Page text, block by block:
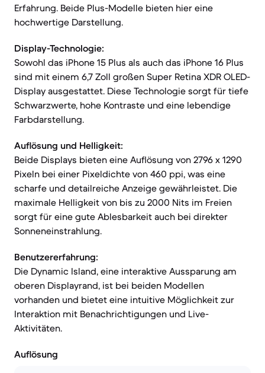
Erfahrung. Beide Plus-Modelle bieten hier eine
hochwertige Darstellung.
Display-Technologie:
Sowohl das iPhone 15 Plus als auch das iPhone 16 Plus
sind mit einem 6,7 Zoll großen Super Retina XDR OLED-
Display ausgestattet. Diese Technologie sorgt für tiefe
Schwarzwerte, hohe Kontraste und eine lebendige
Farbdarstellung.
Auflösung und Helligkeit:
Beide Displays bieten eine Auflösung von 2796 x 1290
Pixeln bei einer Pixeldichte von 460 ppi, was eine
scharfe und detailreiche Anzeige gewährleistet. Die
maximale Helligkeit von bis zu 2000 Nits im Freien
sorgt für eine gute Ablesbarkeit auch bei direkter
Sonneneinstrahlung.
Benutzererfahrung:
Die Dynamic Island, eine interaktive Aussparung am
oberen Displayrand, ist bei beiden Modellen
vorhanden und bietet eine intuitive Möglichkeit zur
Interaktion mit Benachrichtigungen und Live-
Aktivitäten.
Auflösung